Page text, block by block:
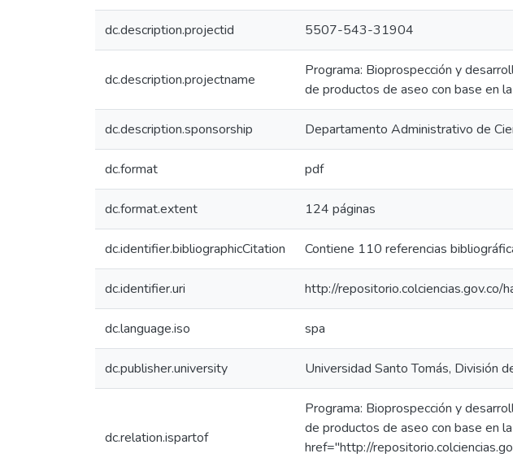
dc.description.projectid 5507-543-31904
dc.description.projectname
Programa: Bioprospección y
de productos de aseo con base en
dc.description.sponsorship Departamento Administrativo de
dc.format pdf
dc.format.extent 124 páginas
dc.identifier.bibliographicCitation Contiene 110 referencias
dc.identifier.uri http://
dc.language.iso spa
dc.publisher.university Universidad Santo Tomás, División
dc.relation.ispartof
Programa: Bioprospección y
de productos de aseo con base en
href="http://